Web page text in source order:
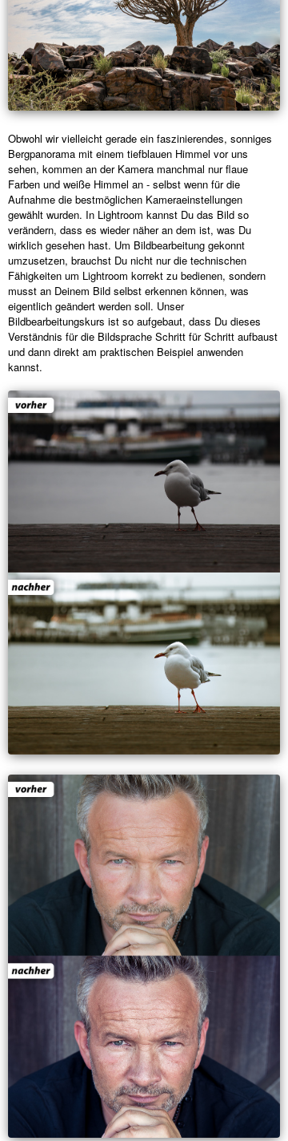
Obwohl wir vielleicht gerade ein faszinierendes, sonniges
Bergpanorama mit einem tiefblauen Himmel vor uns
sehen, kommen an der Kamera manchmal nur flaue
Farben und weiße Himmel an - selbst wenn für die
Aufnahme die bestmöglichen Kameraeinstellungen
gewählt wurden. In Lightroom kannst Du das Bild so
verändern, dass es wieder näher an dem ist, was Du
wirklich gesehen hast. Um Bildbearbeitung gekonnt
umzusetzen, brauchst Du nicht nur die technischen
Fähigkeiten um Lightroom korrekt zu bedienen, sondern
musst an Deinem Bild selbst erkennen können, was
eigentlich geändert werden soll. Unser
Bildbearbeitungskurs ist so aufgebaut, dass Du dieses
Verständnis für die Bildsprache Schritt für Schritt aufbaust
und dann direkt am praktischen Beispiel anwenden
kannst.